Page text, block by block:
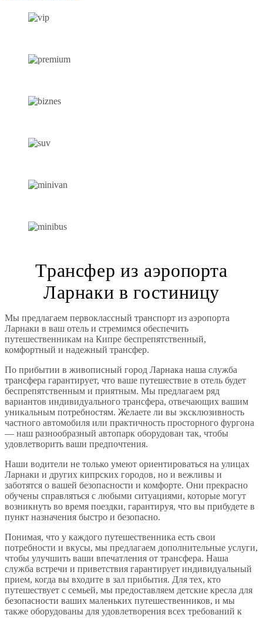
Трансфер из аэропорта
Ларнаки в гостиницу
Мы предлагаем первоклассный транспорт из аэропорта
Ларнаки в ваш отель и стремимся обеспечить
путешественникам на Кипре беспрепятственный,
комфортный и надежный трансфер.
По прибытии в живописный город Ларнака наша служба
трансфера гарантирует, что ваше путешествие в отель будет
беспрепятственным и приятным. Мы предлагаем ряд
вариантов индивидуального трансфера, отвечающих вашим
уникальным потребностям. Желаете ли вы эксклюзивность
частного автомобиля или практичность просторного фургона
— наш разнообразный автопарк оборудован так, чтобы
удовлетворить ваши предпочтения.
Наши водители не только умеют ориентироваться на улицах
Ларнаки и других кипрских городов, но и вежливы и
заботятся о вашей безопасности и комфорте. Они прекрасно
обучены справляться с любыми ситуациями, которые могут
возникнуть во время поездки, гарантируя, что вы прибудете в
пункт назначения быстро и безопасно.
Понимая, что у каждого путешественника есть свои
потребности и вкусы, мы предлагаем дополнительные услуги,
чтобы улучшить ваши впечатления от трансфера. Наша
служба встречи и приветствия гарантирует индивидуальный
прием, когда вы входите в зал прибытия. Для тех, кто
путешествует с семьей, мы предоставляем детские кресла для
безопасности ваших маленьких путешественников, и мы
также оборудованы для удовлетворения всех требований к